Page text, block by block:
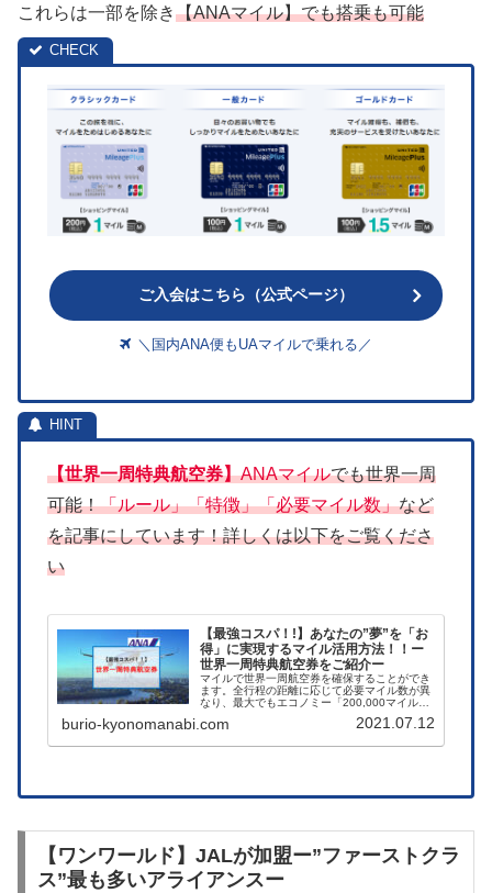
これらは一部を除き【ANAマイル】でも搭乗も可能
ご入会はこちら（公式ページ）
＼国内ANA便もUAマイルで乗れる／
【世界一周特典航空券】ANAマイルでも世界一周
可能！「ルール」「特徴」「必要マイル数」など
を記事にしています！詳しくは以下をご覧くださ
い
【最強コスパ！!】あなたの”夢”を「お
得」に実現するマイル活用方法！！ー
世界一周特典航空券をご紹介ー
マイルで世界一周航空券を確保することができ
ます。全行程の距離に応じて必要マイル数が異
なり、最大でもエコノミー「200,000マイル」
ビジネス「300,000マイル」、ファーストクラ
ス「450,000マイル」にて搭乗可能。コスパ最
burio-kyonomanabi.com 2021.07.12
【ワンワールド】JALが加盟ー”ファーストクラ
ス”最も多いアライアンスー